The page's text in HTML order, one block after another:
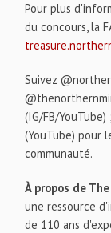
Pour plus
du concours, la
Suivez
(IG/FB/
(YouTube) pour
communauté.
À propos de
une ressource
de 110 ans